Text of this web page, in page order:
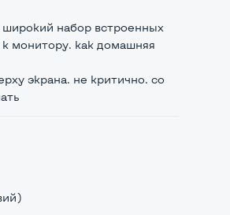
широкий набор встроенных
монитору. как домашняя
экрана. не критично. со